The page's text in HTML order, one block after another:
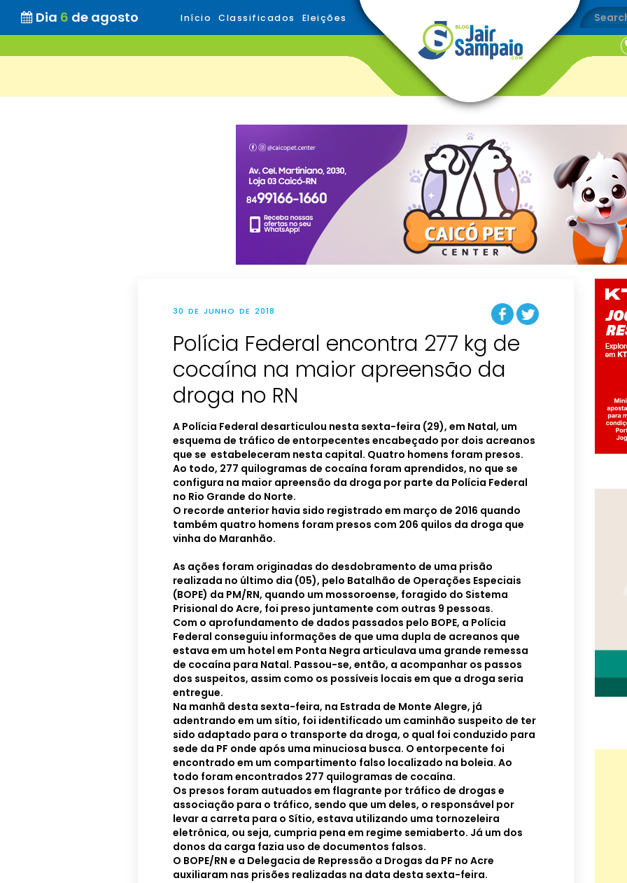
Dia 6 de agosto Início Classificados Eleições
30 DE JUNHO DE 2018
Polícia Federal encontra 277 kg de
cocaína na maior apreensão da
droga no RN
A Polícia Federal desarticulou nesta sexta-feira (29), em Natal, um
esquema de tráfico de entorpecentes encabeçado por dois acreanos
que se estabeleceram nesta capital. Quatro homens foram presos.
Ao todo, 277 quilogramas de cocaína foram aprendidos, no que se
configura na maior apreensão da droga por parte da Polícia Federal
no Rio Grande do Norte.
O recorde anterior havia sido registrado em março de 2016 quando
também quatro homens foram presos com 206 quilos da droga que
vinha do Maranhão.
As ações foram originadas do desdobramento de uma prisão
realizada no último dia (05), pelo Batalhão de Operações Especiais
(BOPE) da PM/RN, quando um mossoroense, foragido do Sistema
Prisional do Acre, foi preso juntamente com outras 9 pessoas.
Com o aprofundamento de dados passados pelo BOPE, a Polícia
Federal conseguiu informações de que uma dupla de acreanos que
estava em um hotel em Ponta Negra articulava uma grande remessa
de cocaína para Natal. Passou-se, então, a acompanhar os passos
dos suspeitos, assim como os possíveis locais em que a droga seria
entregue.
Na manhã desta sexta-feira, na Estrada de Monte Alegre, já
adentrando em um sítio, foi identificado um caminhão suspeito de ter
sido adaptado para o transporte da droga, o qual foi conduzido para
sede da PF onde após uma minuciosa busca. O entorpecente foi
encontrado em um compartimento falso localizado na boleia. Ao
todo foram encontrados 277 quilogramas de cocaína.
Os presos foram autuados em flagrante por tráfico de drogas e
associação para o tráfico, sendo que um deles, o responsável por
levar a carreta para o Sítio, estava utilizando uma tornozeleira
eletrônica, ou seja, cumpria pena em regime semiaberto. Já um dos
donos da carga fazia uso de documentos falsos.
O BOPE/RN e a Delegacia de Repressão a Drogas da PF no Acre
auxiliaram nas prisões realizadas na data desta sexta-feira.